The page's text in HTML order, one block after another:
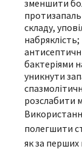
зменшити
складу,
набряклість;
бактеріями
уникнути
розслабити
полегшити
як за перших